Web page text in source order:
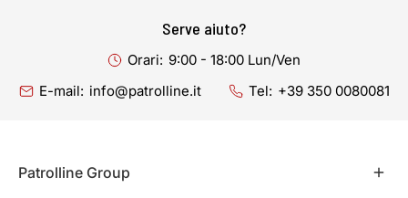
Serve aiuto?
Orari: 9:00 - 18:00 Lun/Ven
E-mail: info@patrolline.it Tel: +39 350 0080081
Patrolline Group